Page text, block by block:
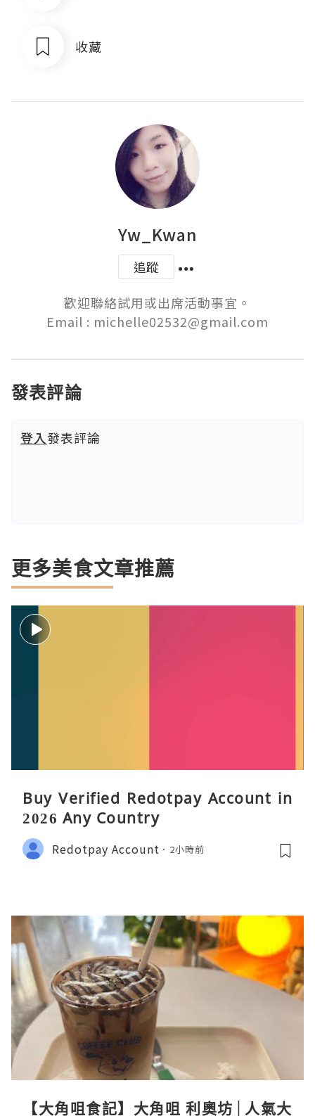
收藏
Yw_Kwan
追蹤
歡迎聯絡試用或出席活動事宜。
Email : michelle02532@gmail.com
發表評論
登入發表評論
更多美食文章推薦
Buy Verified Redotpay Account in
2026 Any Country
Redotpay Account 2小時前
【大角咀食記】大角咀 利奧坊│人氣大